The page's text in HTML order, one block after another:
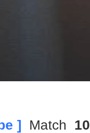
] Match 10